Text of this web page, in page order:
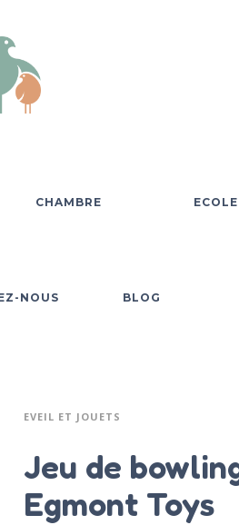
CHAMBRE ECOLE
NOUS BLOG
EVEIL ET JOUETS
Jeu de
Egmont Toys